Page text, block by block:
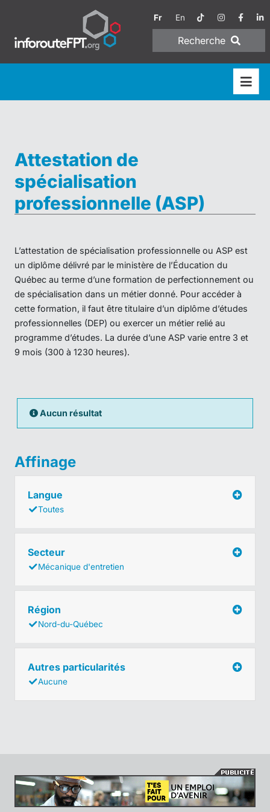
Fr En
Recherche
Attestation de
spécialisation
professionnelle (ASP)
L’attestation de spécialisation professionnelle ou ASP est
un diplôme délivré par le ministère de l’Éducation du
Québec au terme d’une formation de perfectionnement ou
de spécialisation dans un métier donné. Pour accéder à
cette formation, il faut être titulaire d’un diplôme d’études
professionnelles (DEP) ou exercer un métier relié au
programme d’études. La durée d’une ASP varie entre 3 et
9 mois (300 à 1230 heures).
Aucun résultat
Affinage
Langue
Toutes
Secteur
Mécanique d'entretien
Région
Nord-du-Québec
Autres particularités
Aucune